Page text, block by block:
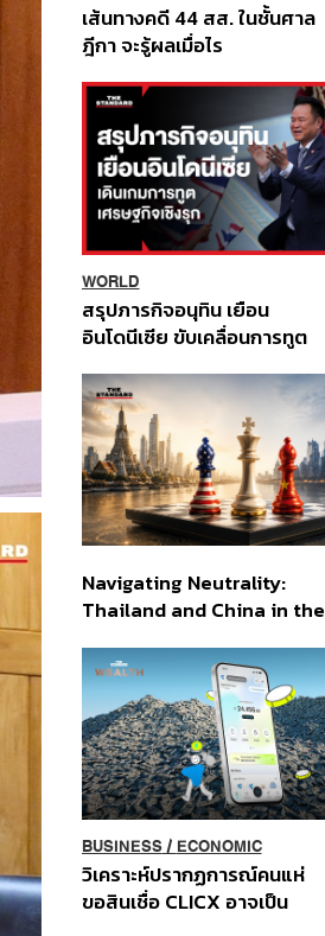
เส้นทางคดี 44 สส. ในชั้นศาล
ฎีกา จะรู้ผลเมื่อไร
WORLD
สรุปภารกิจอนุทิน เยือน
อินโดนีเซีย ขับเคลื่อนการทูต
ส่วนยุทธศาสตร์ไทย –
อินโดนีเซีย
Navigating Neutrality:
Thailand and China in the
Order
BUSINESS/ ECONOMIC
วิเคราะห์ปรากฏการณ์คนแห่
ขอสินเชื่อ CLICX อาจเป็น